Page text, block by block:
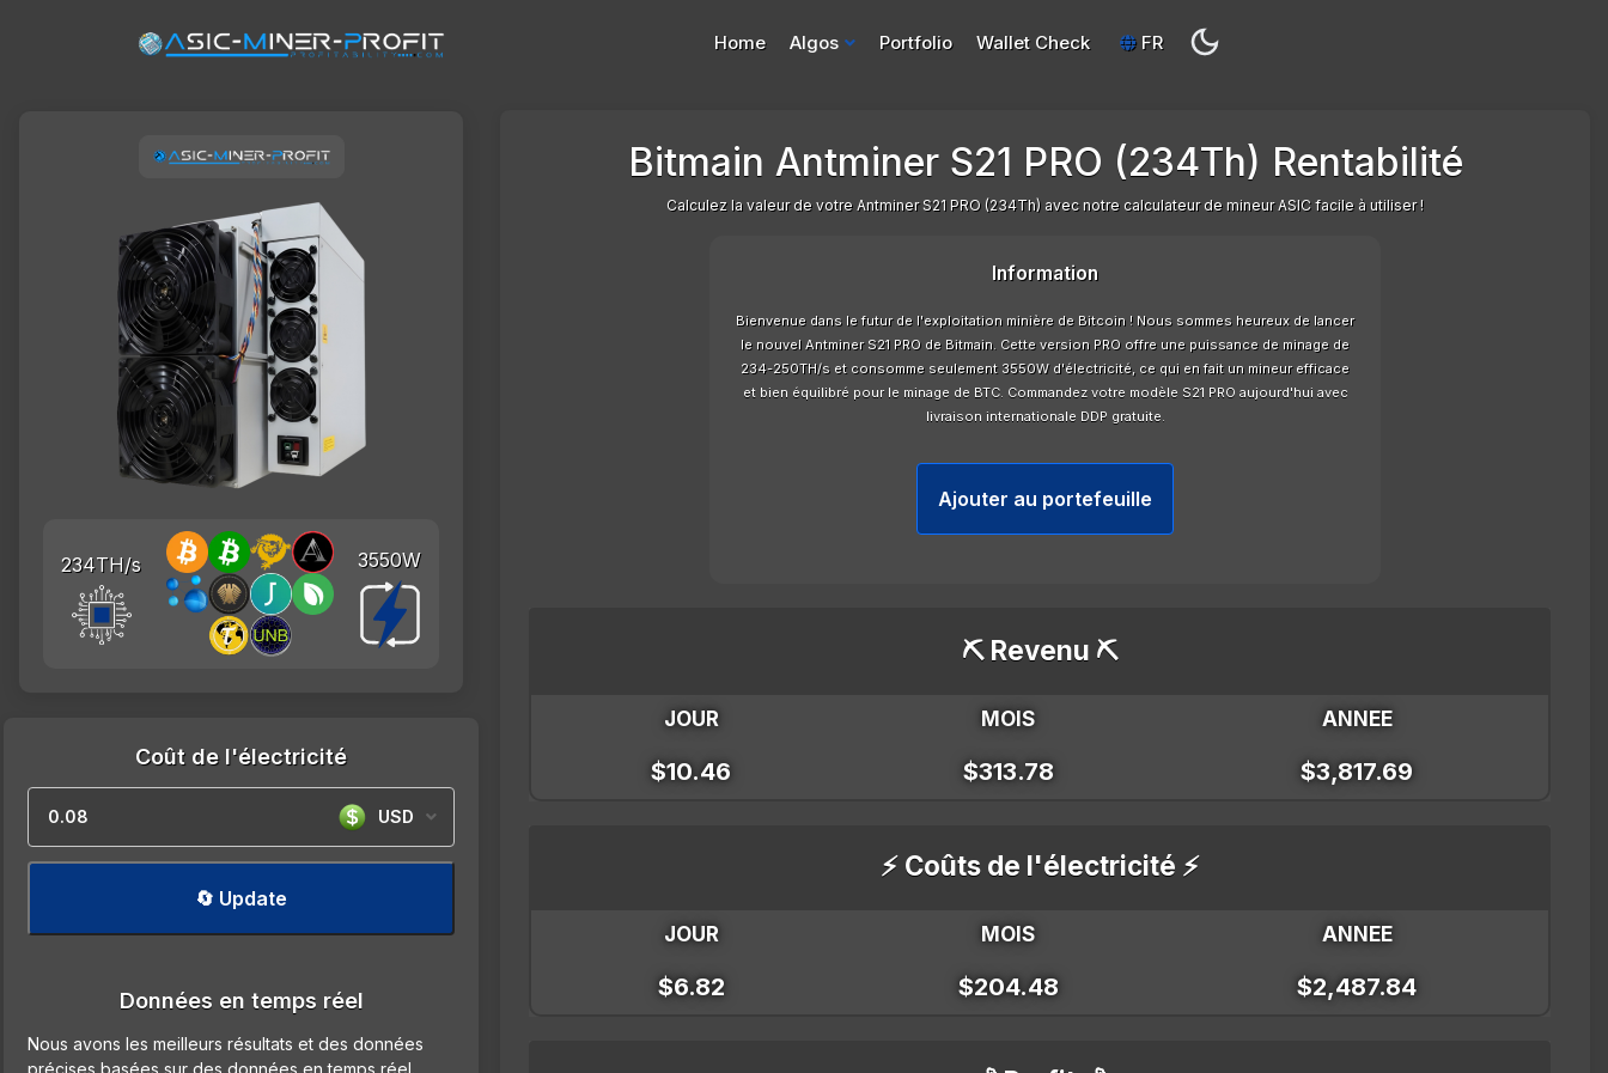
Home Algos Portfolio Wallet Check FR
234TH/s 3550W
Coût de l'électricité
USD
🔄 Update
Données en temps réel
Nous avons les meilleurs résultats et des données
Bitmain Antminer S21 PRO (234Th) Rentabilité
Calculez la valeur de votre Antminer S21 PRO (234Th) avec notre calculateur de mineur ASIC facile à utiliser !
Information
Bienvenue dans le futur de l'exploitation minière de Bitcoin ! Nous sommes heureux de lancer
le nouvel Antminer S21 PRO de Bitmain. Cette version PRO offre une puissance de minage de
234-250TH/s et consomme seulement 3550W d'électricité, ce qui en fait un mineur efficace
et bien équilibré pour le minage de BTC. Commandez votre modèle S21 PRO aujourd'hui avec
livraison internationale DDP gratuite.
Ajouter au portefeuille
⛏️ Revenu ⛏️
JOUR MOIS ANNEE
$10.46 $313.78 $3,817.69
⚡ Coûts de l'électricité ⚡
JOUR MOIS ANNEE
$6.82 $204.48 $2,487.84